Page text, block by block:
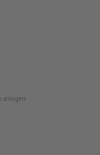
anlegen